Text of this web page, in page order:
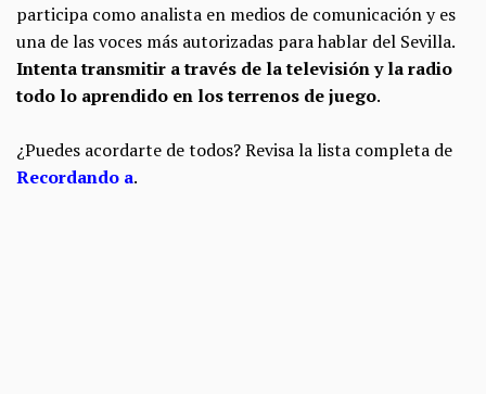
participa como analista en medios de comunicación y es
una de las voces más autorizadas para hablar del Sevilla.
Intenta transmitir a través de la televisión y la radio
todo lo aprendido en los terrenos de juego.
¿Puedes acordarte de todos? Revisa la lista completa de
Recordando a.